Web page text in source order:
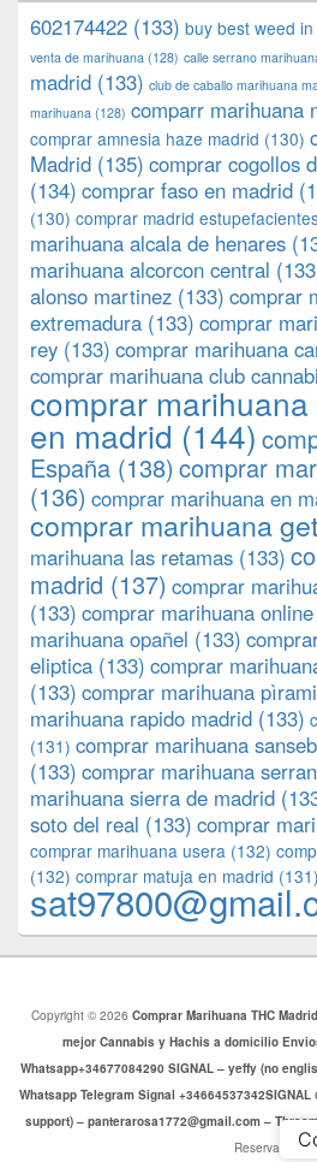
602174422 (133) buy best weed
venta de marihuana (128) calle serrano
madrid (133) club de caballo marihuana
marihuana (128) comparr marihuana
comprar amnesia haze madrid (130)
Madrid (135) comprar cogollos
(134) comprar faso en madrid
(130) comprar madrid
marihuana alcala de henares
marihuana alcorcon central
alonso martinez (133) comprar
extremadura (133) comprar
rey (133) comprar marihuana
comprar marihuana club
comprar
en madrid (144)
España (138) comprar
(136) comprar marihuana en
comprar marihuana
marihuana las retamas (133)
madrid (137) comprar
(133) comprar marihuana online
marihuana opañel (133)
eliptica (133) comprar
(133) comprar marihuana
marihuana rapido madrid (133)
(131) comprar marihuana
(133) comprar marihuana
marihuana sierra de madrid
soto del real (133) comprar
comprar marihuana usera (132)
(132) comprar matuja en madrid (131)
Copyright © 2026 Comprar Marihuana THC
mejor Cannabis y Hachis a domicilio
Whatsapp+34677084290 SIGNAL – yeffy (no
Whatsapp Telegram Signal
support) – panterarosa1772@gmail.com –
Reservados.